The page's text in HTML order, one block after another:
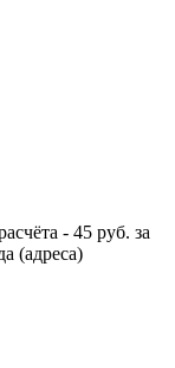
- 45 руб. за
(адреса)